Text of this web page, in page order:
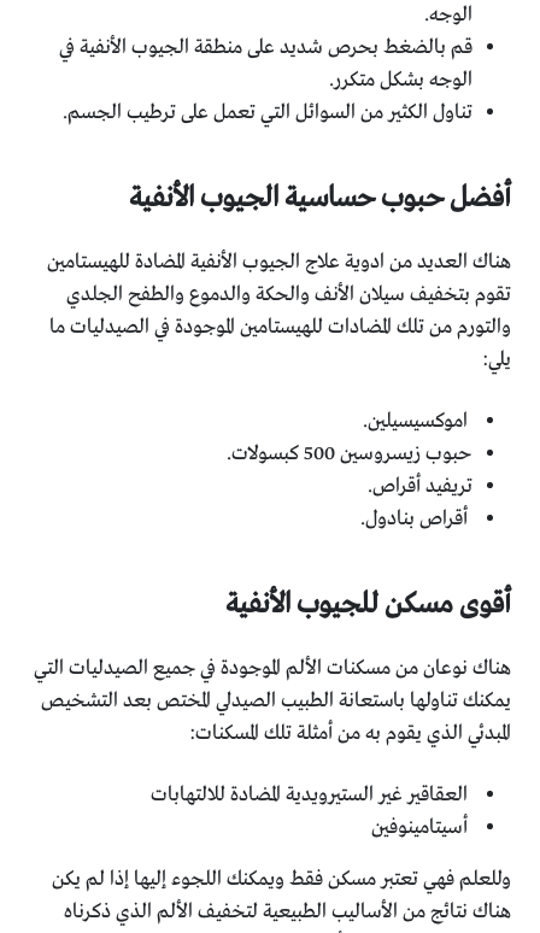
الوجه.
قم بالضغط بحرص شديد على منطقة الجيوب الأنفية في
الوجه بشكل متكرر.
تناول الكثير من السوائل التي تعمل على ترطيب الجسم.
أفضل حبوب حساسية الجيوب الأنفية
هناك العديد من ادوية علاج الجيوب الأنفية المضادة للهيستامين
تقوم بتخفيف سيلان الأنف والحكة والدموع والطفح الجلدي
والتورم من تلك المضادات للهيستامين الموجودة في الصيدليات ما
يلي:
اموكسيسيلين.
حبوب زيسروسين 500 كبسولات.
تريفيد أقراص.
أقراص بنادول.
أقوى مسكن للجيوب الأنفية
هناك نوعان من مسكنات الألم الموجودة في جميع الصيدليات التي
يمكنك تناولها باستعانة الطبيب الصيدلي المختص بعد التشخيص
المبدئي الذي يقوم به من أمثلة تلك المسكنات:
العقاقير غير الستيرويدية المضادة للالتهابات
أسيتامينوفين
وللعلم فهي تعتبر مسكن فقط ويمكنك اللجوء إليها إذا لم يكن
هناك نتائج من الأساليب الطبيعية لتخفيف الألم الذي ذكرناه